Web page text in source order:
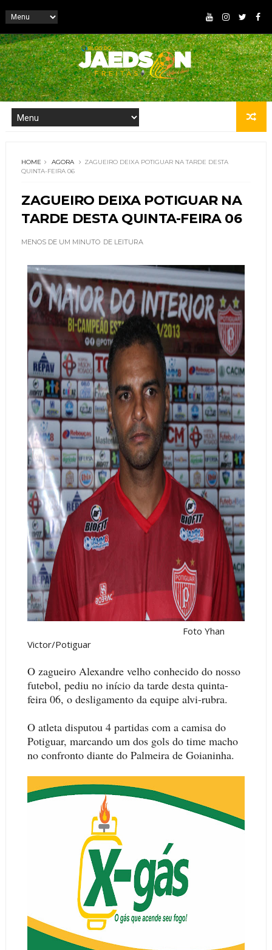
HOME AGORA
ZAGUEIRO DEIXA POTIGUAR NA TARDE DESTA
QUINTA-FEIRA 06
ZAGUEIRO DEIXA POTIGUAR NA
TARDE DESTA QUINTA-FEIRA 06
MENOS DE UM MINUTO DE LEITURA
Foto Yhan
Victor/Potiguar
O zagueiro Alexandre velho conhecido do nosso
futebol, pediu no início da tarde desta quinta-
feira 06, o desligamento da equipe alvi-rubra.
O atleta disputou 4 partidas com a camisa do
Potiguar, marcando um dos gols do time macho
no confronto diante do Palmeira de Goianinha.